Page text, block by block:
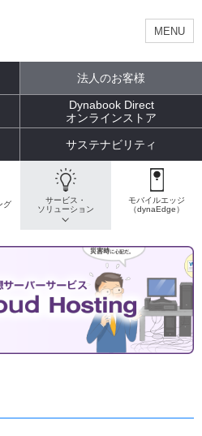
MENU
法人のお客様
Dynabook Direct
オンラインストア
サステナビリティ
グ
サービス・
ソリューション
モバイルエッジ
（dynaEdge）